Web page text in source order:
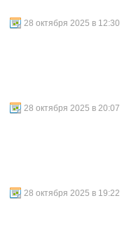
28 октября 2025 в 12:30
28 октября 2025 в 20:07
28 октября 2025 в 19:22